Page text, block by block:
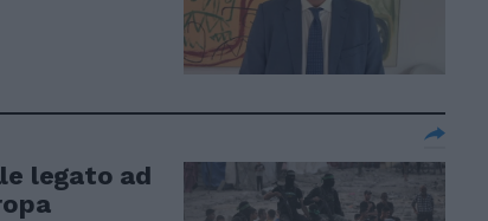
legato ad